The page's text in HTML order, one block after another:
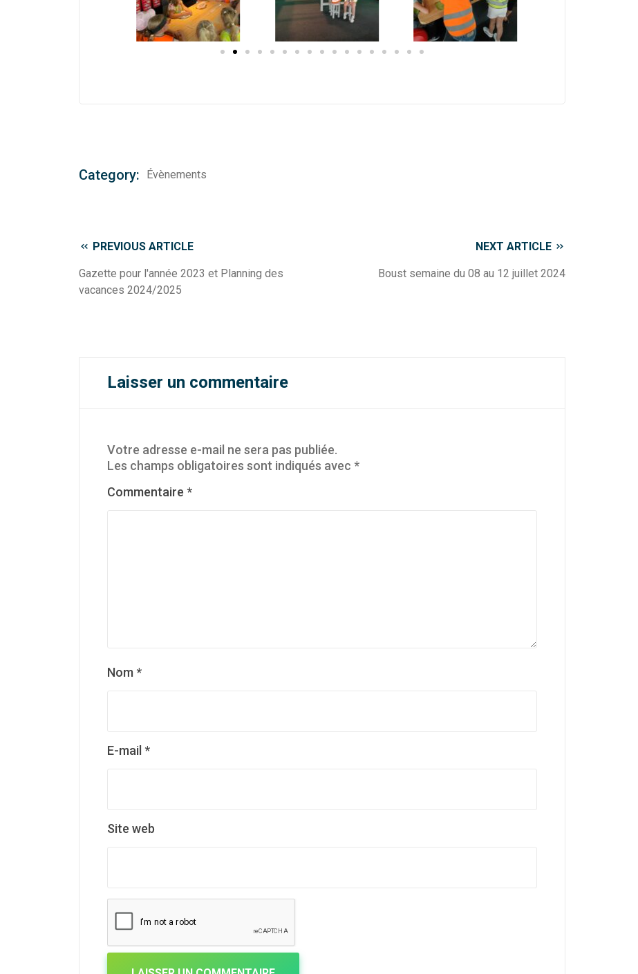
Category: Évènements
PREVIOUS ARTICLE
Gazette pour l'année 2023 et Planning des
vacances 2024/2025
NEXT ARTICLE
Boust semaine du 08 au 12 juillet 2024
Laisser un commentaire
Votre adresse e-mail ne sera pas publiée.
Les champs obligatoires sont indiqués avec *
Commentaire *
Nom *
E-mail *
Site web